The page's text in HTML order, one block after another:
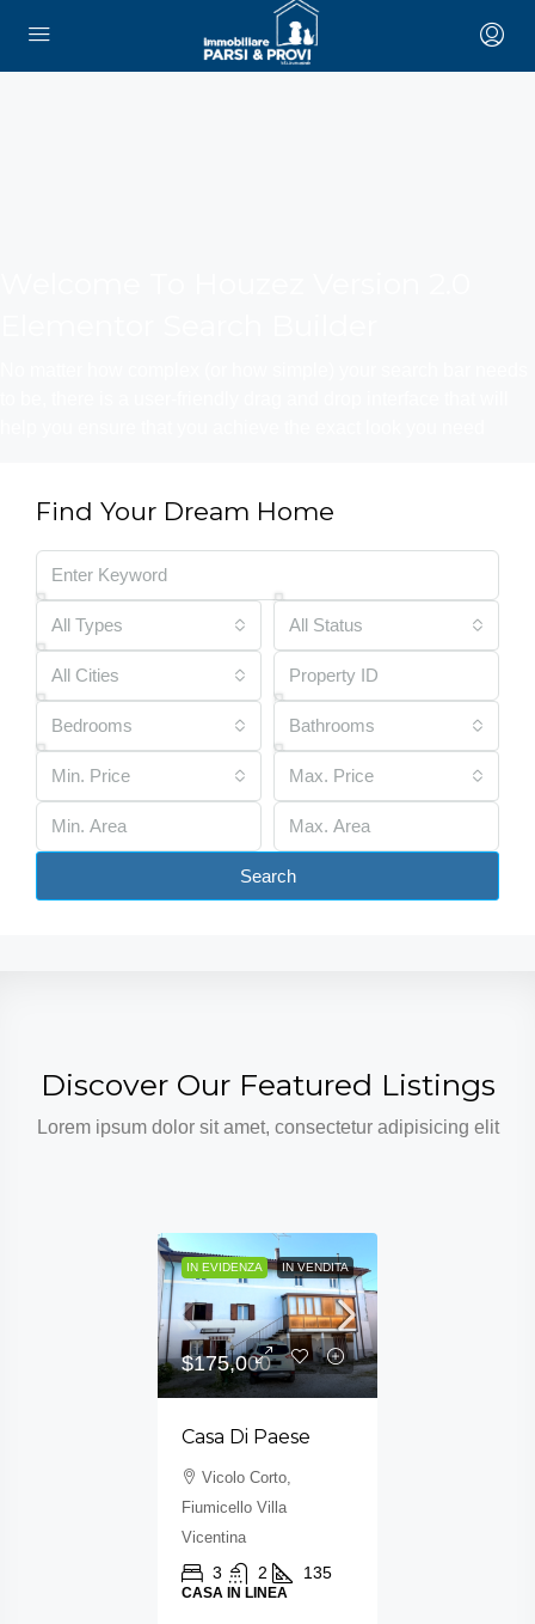
Find Your Dream Home
All Types All Status
All Cities
Bedrooms Bathrooms
Min. Price Max. Price
Search
Discover Our Featured Listings
Lorem ipsum dolor sit amet, consectetur adipisicing elit
IN EVIDENZA IN VENDITA
$175,000
Casa Di Paese
Vicolo Corto,
Fiumicello Villa
Vicentina
3 2 135
CASA IN LINEA